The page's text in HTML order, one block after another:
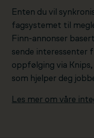
Enten du vil
fagsystemet til
Finn-annonser
sende interessenter
oppfølging via
som hjelper deg
Les mer om våre